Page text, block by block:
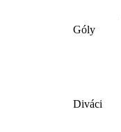
Góly
Diváci